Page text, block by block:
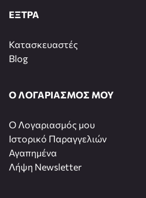
ΕΞΤΡΑ
Κατασκευαστές
Blog
Ο ΛΟΓΑΡΙΑΣΜΟΣ ΜΟΥ
O Λογαριασμός μου
Ιστορικό Παραγγελιών
Αγαπημένα
Λήψη Newsletter